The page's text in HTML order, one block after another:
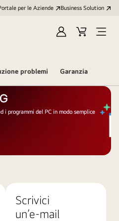
per le Aziende Business Solution
AccediCart
Open
problemi Garanzia
i programmi del PC in modo semplice
Scrivici
un’e-mail